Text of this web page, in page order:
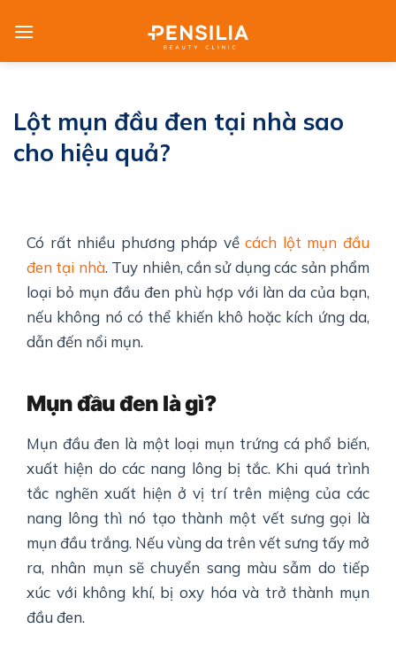
Lột mụn đầu đen tại nhà sao
cho hiệu quả?
Có rất nhiều phương pháp vềcách lột mụn đầu
đen tại nhà. Tuy nhiên, cần sử dụng các sản phẩm
loại bỏ mụn đầu đen phù hợp với làn da của bạn,
nếu không nó có thể khiến khô hoặc kích ứng da,
dẫn đến nổi mụn.
Mụn đầu đen là gì?
Mụn đầu đen là một loại mụn trứng cá phổ biến,
xuất hiện do các nang lông bị tắc. Khi quá trình
tắc nghẽn xuất hiện ở vị trí trên miệng của các
nang lông thì nó tạo thành một vết sưng gọi là
mụn đầu trắng. Nếu vùng da trên vết sưng tấy mở
ra, nhân mụn sẽ chuyển sang màu sẫm do tiếp
xúc với không khí, bị oxy hóa và trở thành mụn
đầu đen.